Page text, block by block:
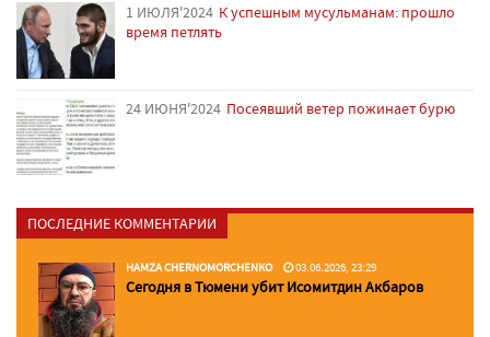
1 ИЮЛЯ'2024 К успешным мусульманам: прошло
время петлять
24 ИЮНЯ'2024 Посеявший ветер пожинает бурю
ПОСЛЕДНИЕ КОММЕНТАРИИ
HAMZA CHERNOMORCHENKO 03.06.2026, 23:29
Сегодня в Тюмени убит Исомитдин Акбаров